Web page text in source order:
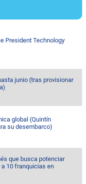
President Technology
junio (tras provisionar
global (Quintín
su desembarco)
que busca potenciar
a 10 franquicias en